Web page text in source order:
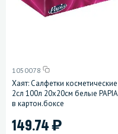
1050078
Хаят: Салфетки косметические
2сл 100л 20х20см белые PAPIA
в картон.боксе
149.74)